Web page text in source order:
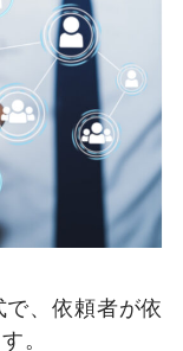
、依頼者が依
。